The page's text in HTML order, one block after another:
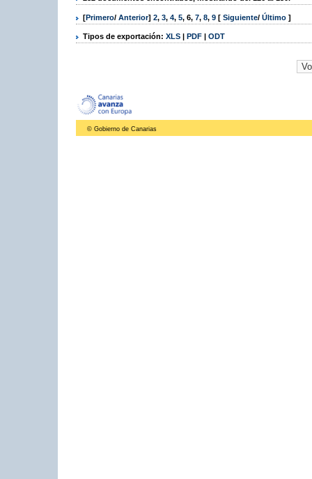
[Primero/ Anterior] 2, 3, 4, 5, 6, 7, 8, 9 [ Siguiente/ Último ]
Tipos de exportación: XLS | PDF | ODT
© Gobierno de Canarias